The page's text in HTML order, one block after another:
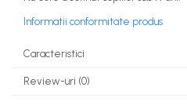
COSTUME SI ACCESORII
TRICOURI TEMATICE 3D
Informatii conformitate produs
Caracteristici
Review-uri (0)